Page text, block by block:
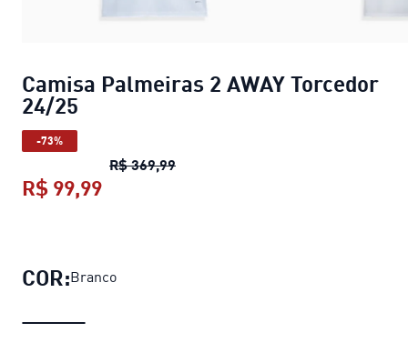
Camisa Palmeiras 2 AWAY Torcedor
24/25
-73%
R$ 369,99Camisa Palmeiras 2 AWAY
R$ 99,99
COR:Branco